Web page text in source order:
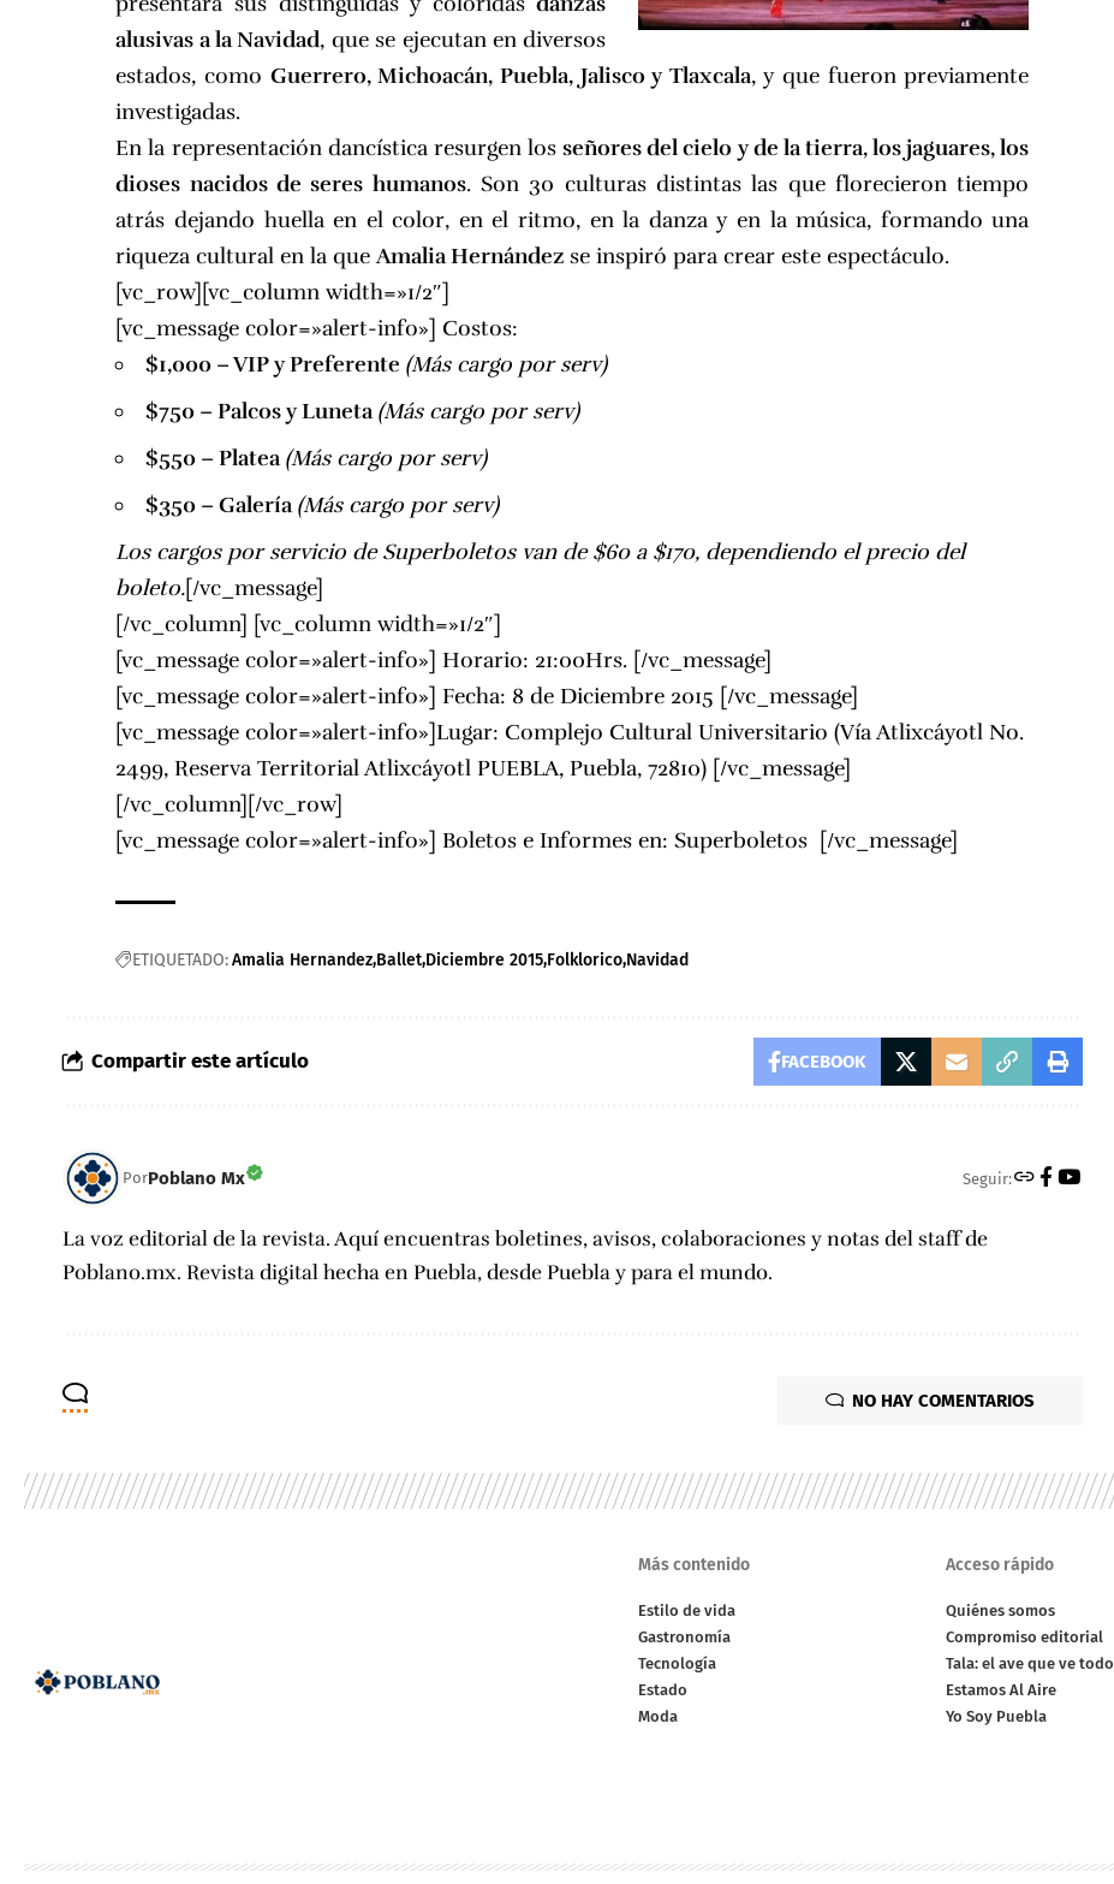
alusivas a la Navidad, que se ejecutan en diversos
estados, como Guerrero, Michoacán, Puebla, Jalisco y Tlaxcala, y que fueron previamente
investigadas.
En la representación dancística resurgen losseñores del cielo y de la tierra, los jaguares, los
dioses nacidos de seres humanos. Son 30 culturas distintas las que florecieron tiempo
atrás dejando huella en el color, en el ritmo, en la danza y en la música, formando una
riqueza cultural en la queAmalia Hernándezse inspiró para crear este espectáculo.
[vc_row][vc_column width=»1/2″]
[vc_message color=»alert-info»] Costos:
$1,000 – VIP y Preferente (Más cargo por serv)
$750 – Palcos y Luneta(Más cargo por serv)
$550 – Platea(Más cargo por serv)
$350 – Galería(Más cargo por serv)
Los cargos por servicio de Superboletos van de $60 a $170, dependiendo el precio del
boleto.[/vc_message]
[/vc_column] [vc_column width=»1/2″]
[vc_message color=»alert-info»] Horario: 21:00Hrs. [/vc_message]
[vc_message color=»alert-info»] Fecha: 8 de Diciembre 2015 [/vc_message]
[vc_message color=»alert-info»]Lugar: Complejo Cultural Universitario (Vía Atlixcáyotl No.
2499, Reserva Territorial Atlixcáyotl PUEBLA, Puebla, 72810) [/vc_message]
[/vc_column][/vc_row]
[vc_message color=»alert-info»] Boletos e Informes en:Superboletos [/vc_message]
ETIQUETADO:Amalia Hernandez Ballet Diciembre 2015 Folklorico Navidad
Compartir este artículo FACEBOOK
PorPoblano Mx Seguir:
La voz editorial de la revista. Aquí encuentras boletines, avisos, colaboraciones y notas del staff de
Poblano.mx. Revista digital hecha en Puebla, desde Puebla y para el mundo.
NO HAY COMENTARIOS
Más contenido
Estilo de vida
Gastronomía
Tecnología
Estado
Moda
Acceso rápido
Quiénes somos
Compromiso editorial
Tala: el ave que ve todo
Estamos Al Aire
Yo Soy Puebla